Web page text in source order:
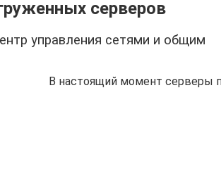
серверов
управления сетями и общим